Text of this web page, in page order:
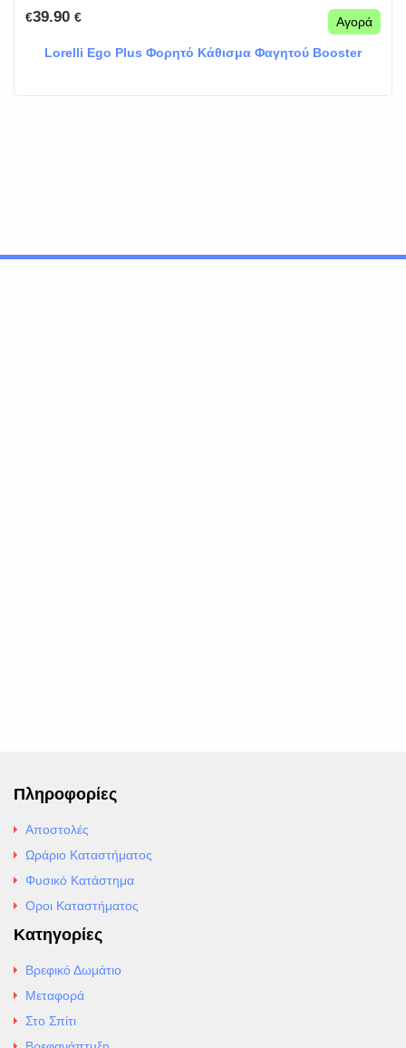
€39.90 € Αγορά
Lorelli Ego Plus Φορητό Κάθισμα Φαγητού Booster
Πληροφορίες
Αποστολές
Ωράριο Καταστήματος
Φυσικό Κατάστημα
Οροι Καταστήματος
Κατηγορίες
Βρεφικό Δωμάτιο
Μεταφορά
Στο Σπίτι